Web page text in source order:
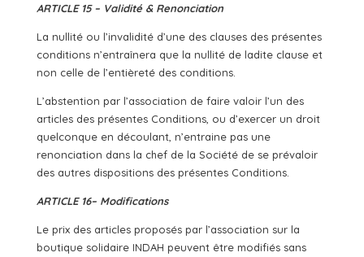
ARTICLE 15 – Validité & Renonciation
La nullité ou l’invalidité d’une des clauses des présentes
conditions n’entraînera que la nullité de ladite clause et
non celle de l’entièreté des conditions.
L’abstention par l’association de faire valoir l’un des
articles des présentes Conditions, ou d’exercer un droit
quelconque en découlant, n’entraine pas une
renonciation dans la chef de la Société de se prévaloir
des autres dispositions des présentes Conditions.
ARTICLE 16– Modifications
Le prix des articles proposés par l’association sur la
boutique solidaire INDAH peuvent être modifiés sans